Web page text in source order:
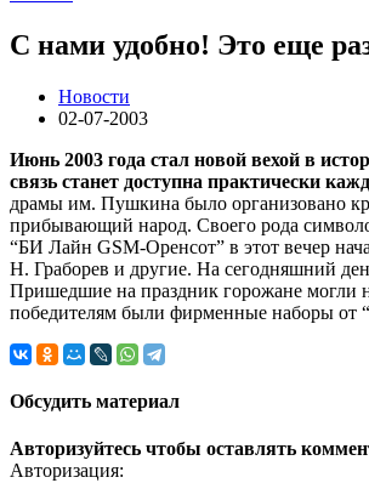
С нами удобно! Это еще
Новости
02-07-2003
Июнь 2003 года стал новой вехой в
связь станет доступна практически
драмы им. Пушкина было организовано
прибывающий народ. Своего рода
“БИ Лайн GSM-Оренсот” в этот вечер
Н. Граборев и другие. На сегодняшний
Пришедшие на праздник горожане могли
победителям были фирменные наборы от
Обсудить материал
Авторизуйтесь чтобы оставлять
Авторизация: